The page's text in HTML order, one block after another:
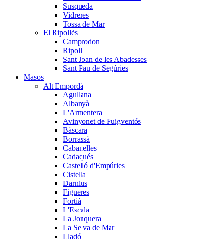
Susqueda
Vidreres
Tossa de Mar
El Ripollès
Camprodon
Ripoll
Sant Joan de les Abadesses
Sant Pau de Segúries
Masos
Alt Empordà
Agullana
Albanyà
L'Armentera
Avinyonet de Puigventós
Bàscara
Borrassà
Cabanelles
Cadaqués
Castelló d'Empúries
Cistella
Darnius
Figueres
Fortià
L'Escala
La Jonquera
La Selva de Mar
Lladó